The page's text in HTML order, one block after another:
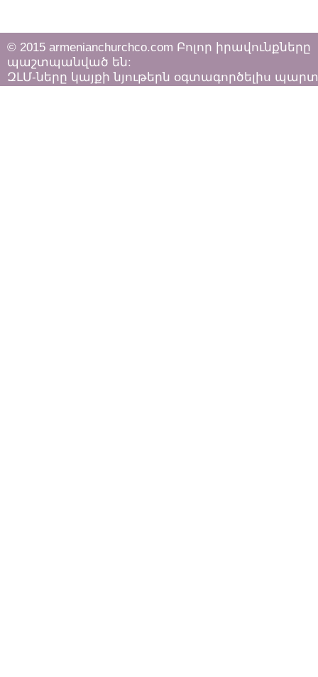
© 2015 armenianchurchco.com Բոլոր իրավունքները
պաշտպանված են:
ԶԼՄ-ները կայքի նյութերն օգտագործելիս